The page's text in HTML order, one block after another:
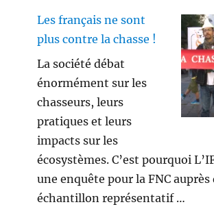
Les français ne sont
plus contre la chasse !
La société débat
énormément sur les
chasseurs, leurs
pratiques et leurs
impacts sur les
écosystèmes. C’est pourquoi
une enquête pour la FNC auprès
échantillon représentatif …